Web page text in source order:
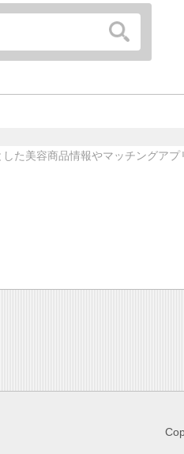
た美容商品情報やマッチングア